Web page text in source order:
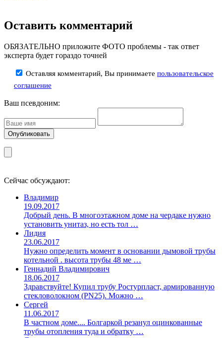
Оставить комментарий
ОБЯЗАТЕЛЬНО приложите ФОТО проблемы - так ответ
эксперта будет гораздо точней
Оставляя комментарий, Вы принимаете пользовательское
соглашение
Ваш псевдоним:
Сейчас обсуждают:
Владимир
19.09.2017
Добрый день. В многоэтажном доме на чердаке нужно
установить унитаз, но есть тол …
Лидия
23.06.2017
Нужно определить момент в основании дымовой трубы
котельной . высота трубы 48 ме …
Геннадий Владимирович
18.06.2017
Здравствуйте! Купил трубу Ростурпласт, армированную
стекловолокном (PN25). Можно …
Сергей
11.06.2017
В частном доме.... Болгаркой резанул оцинкованные
трубы отопления туда и обратку …